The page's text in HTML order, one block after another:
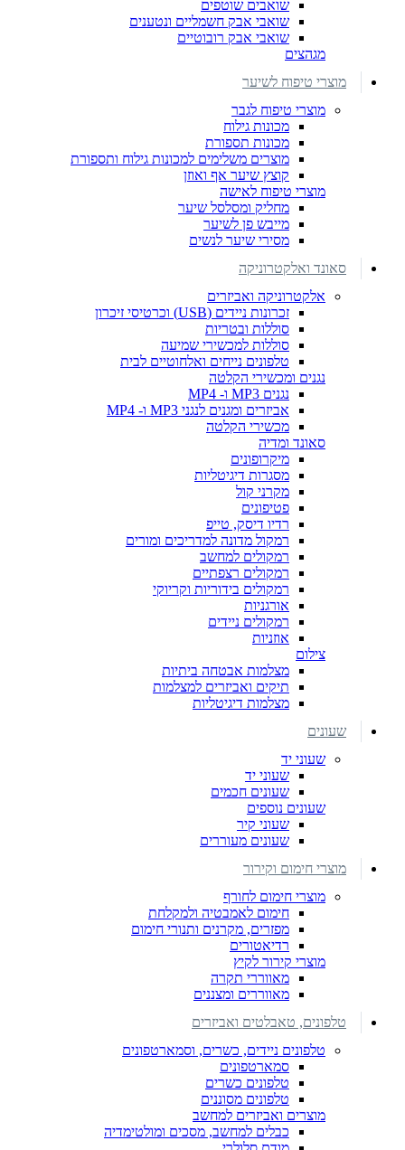
שואבים שוטפים
שואבי אבק חשמליים ונטענים
שואבי אבק רובוטיים
מגהצים
מוצרי טיפוח לשיער
מוצרי טיפוח לגבר
מכונות גילוח
מכונות תספורת
מוצרים משלימים למכונות גילוח ותספורת
קוצץ שיער אף ואוזן
מוצרי טיפוח לאישה
מחליק ומסלסל שיער
מייבש פן לשיער
מסירי שיער לנשים
סאונד ואלקטרוניקה
אלקטרוניקה ואביזרים
זכרונות ניידים (USB) וכרטיסי זיכרון
סוללות ובטריות
סוללות למכשירי שמיעה
טלפונים נייחים ואלחוטיים לבית
נגנים ומכשירי הקלטה
נגנים MP3 ו- MP4
אביזרים ומגנים לנגני MP3 ו- MP4
מכשירי הקלטה
סאונד ומדיה
מיקרופונים
מסגרות דיגיטליות
מקרני קול
פטיפונים
רדיו דיסק, טייפ
רמקול מדונה למדריכים ומורים
רמקולים למחשב
רמקולים רצפתיים
רמקולים בידוריות וקריוקי
אורגניות
רמקולים ניידים
אוזניות
צילום
מצלמות אבטחה ביתיות
תיקים ואביזרים למצלמות
מצלמות דיגיטליות
שעונים
שעוני יד
שעוני יד
שעונים חכמים
שעונים נוספים
שעוני קיר
שעונים מעוררים
מוצרי חימום וקירור
מוצרי חימום לחורף
חימום לאמבטיה ולמקלחת
מפזרים, מקרנים ותנורי חימום
רדיאטורים
מוצרי קירור לקיץ
מאווררי תקרה
מאווררים ומצננים
טלפונים, טאבלטים ואביזרים
טלפונים ניידים, כשרים, וסמארטפונים
סמארטפונים
טלפונים כשרים
טלפונים מסוננים
מוצרים ואביזרים למחשב
כבלים למחשב, מסכים ומולטימדיה